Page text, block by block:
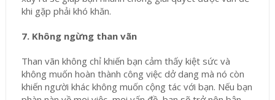
khi gặp phải khó khăn.
7. Không ngừng than vãn
Than vãn không chỉ khiến bạn cảm thấy kiệt sức và
không muốn hoàn thành công việc dở dang mà nó còn
khiến người khác không muốn cộng tác với bạn. Nếu bạn